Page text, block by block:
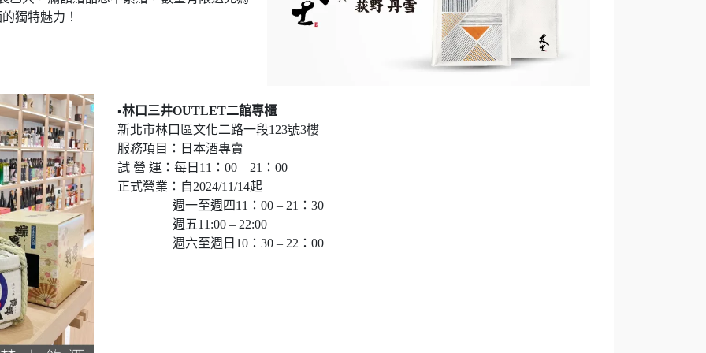
獨特魅力！
▪️林口三井OUTLET二館專櫃
新北市林口區文化二路一段123號3樓
服務項目：日本酒專賣
試 營 運：每日11：00 – 21：00
正式營業：自2024/11/14起
週一至週四11：00 – 21：30
週五11:00 – 22:00
週六至週日10：30 – 22：00